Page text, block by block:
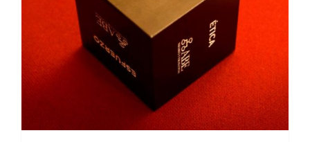
ADD TO CART DETALLES